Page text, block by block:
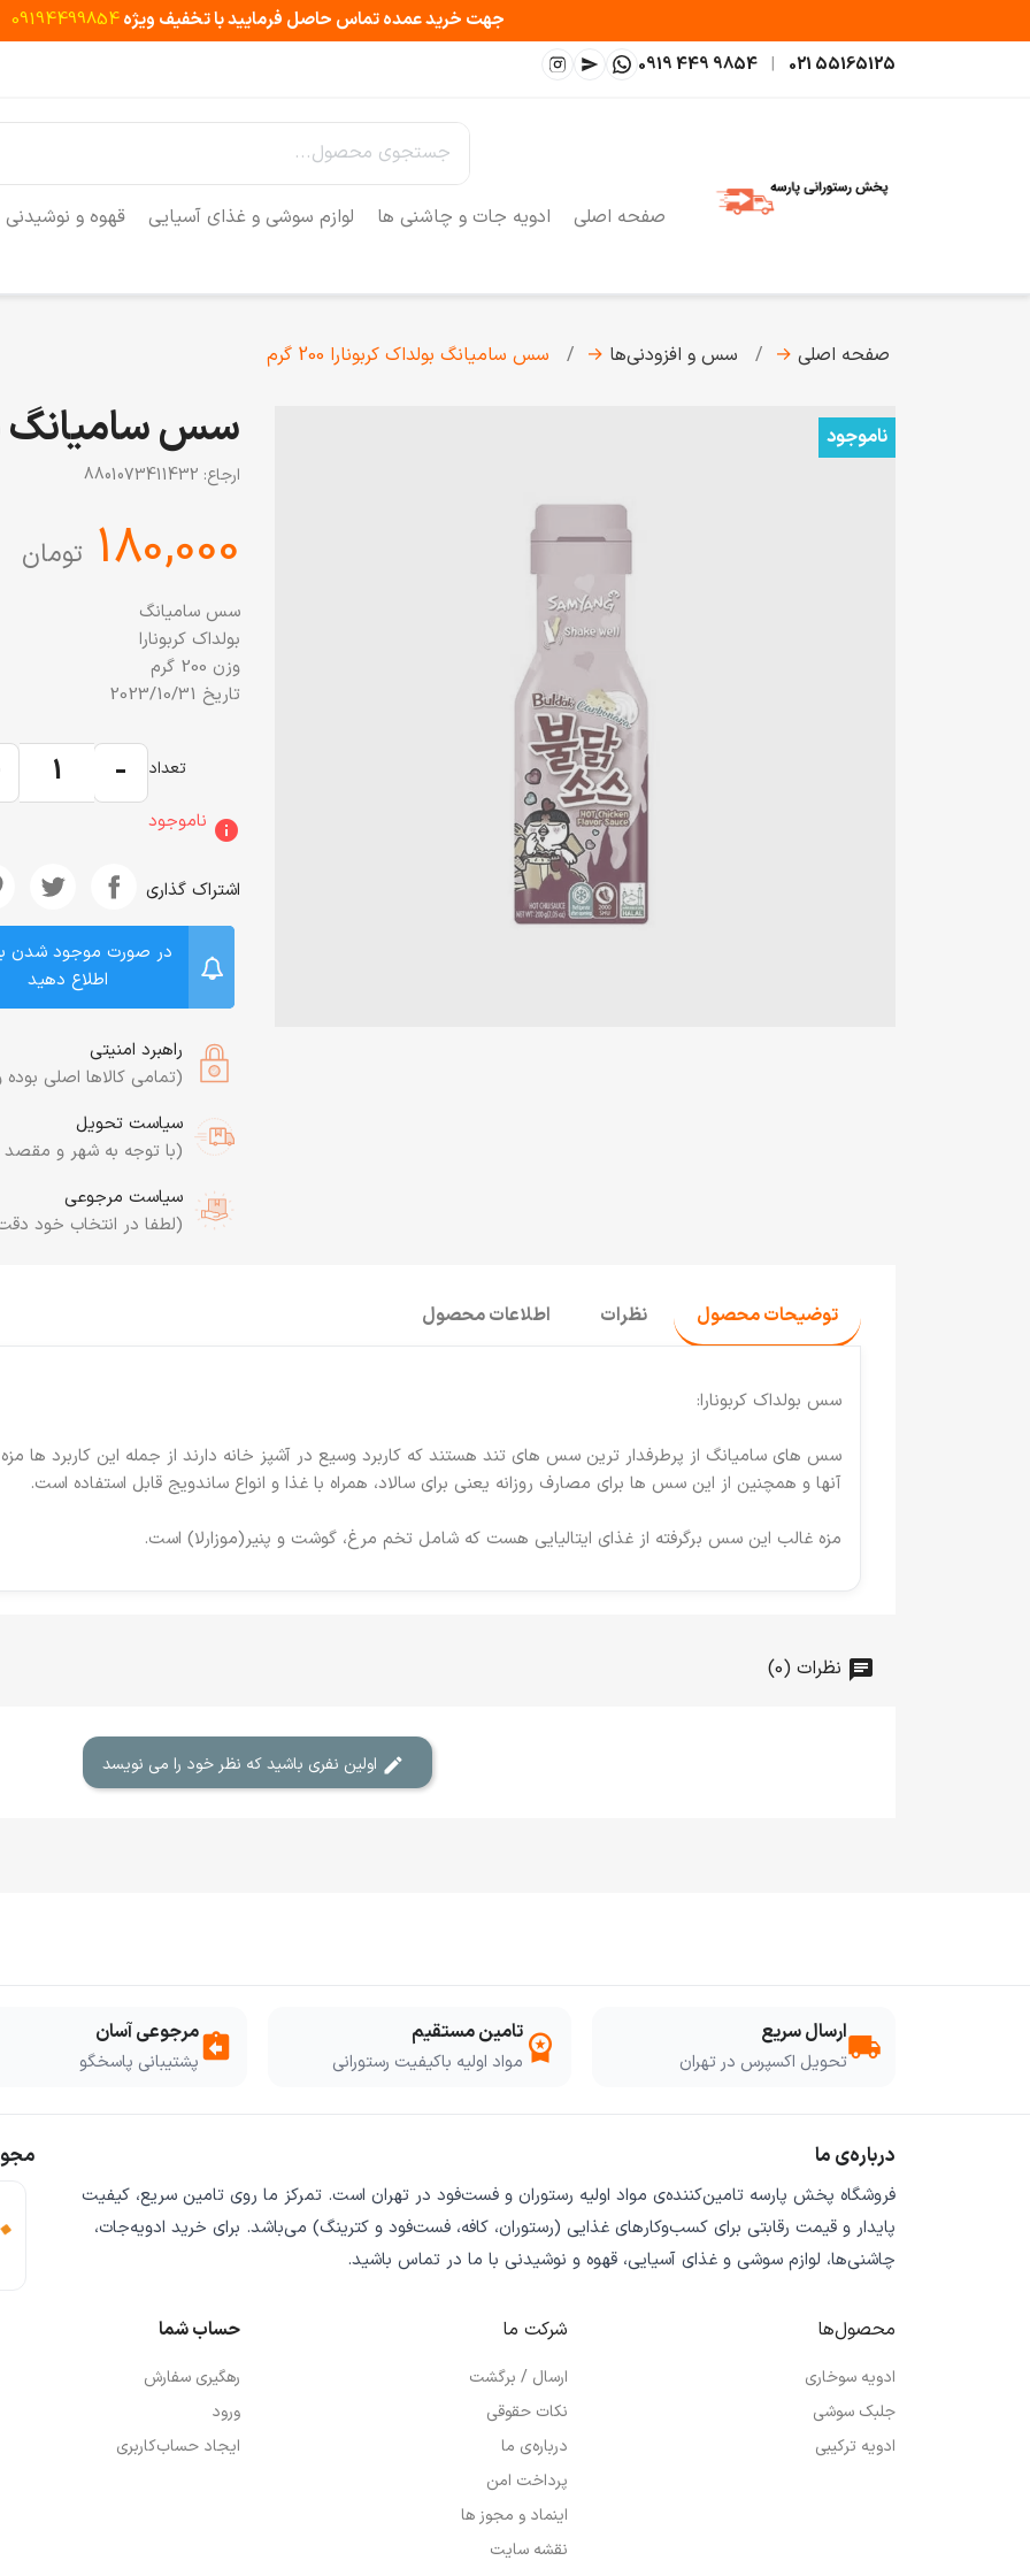
جهت خرید عمده تماس حاصل فرمایید با تخفیف ویژه09194499854
021 55165125
|
0919 449 9854
صفحه اصلی ادویه جات و چاشنی ها لوازم سوشی و غذای آسیایی قهوه و نوشیدنی
صفحه اصلی → سس و افزودنی‌ها → سس سامیانگ بولداک کربونارا 200 گرم
ناموجود سس سامیانگ
ارجاع: 8801073411432
‎180,000 تومان
سس سامیانگ
بولداک کربونارا
وزن 200 گرم
تاریخ 2023/10/31
تعداد -
info ناموجود
اشتراک گذاری
در صورت موجود شدن
اطلاع دهید
راهبرد امنیتی
(تمامی کالاها اصلی
سیاست تحویل
(با توجه به شهر و مقصد
سیاست مرجوعی
(لطفا در انتخاب خود
توضیحات محصول نظرات اطلاعات محصول
سس بولداک کربونارا:
سس های سامیانگ از پرطرفدار ترین سس های تند هستند که کاربرد وسیع در آشپز خانه دارند از جمله این کاربرد ها
آنها و همچنین از این سس ها برای مصارف روزانه یعنی برای سالاد، همراه با غذا و انواع ساندویج قابل استفاده است.
مزه غالب این سس برگرفته از غذای ایتالیایی هست که شامل تخم مرغ، گوشت و پنیر(موزارلا) است.
نظرات (0)
local_shippingارسال سریع
تحویل اکسپرس در تهران workspace_premium تامین مستقیم
مواد اولیه باکیفیت رستورانی assignment_returnمرجوعی آسان
پشتیبانی پاسخگو
درباره‌ی ما
فروشگاه پخش پارسه تامین‌کننده‌ی مواد اولیه رستوران و فست‌فود در تهران است. تمرکز ما روی تامین سریع، کیفیت
پایدار و قیمت رقابتی برای کسب‌وکارهای غذایی (رستوران، کافه، فست‌فود و کترینگ) می‌باشد. برای خرید ادویه‌جات،
چاشنی‌ها، لوازم سوشی و غذای آسیایی، قهوه و نوشیدنی با ما در تماس باشید.
محصول‌ها
ادویه سوخاری
جلبک سوشی
ادویه ترکیبی
شرکت ما
ارسال / برگشت
نکات حقوقی
درباره‌ی ما
پرداخت امن
اینماد و مجوز ها
نقشه سایت
حساب شما
رهگیری سفارش
ورود
ایجاد حساب‌کاربری